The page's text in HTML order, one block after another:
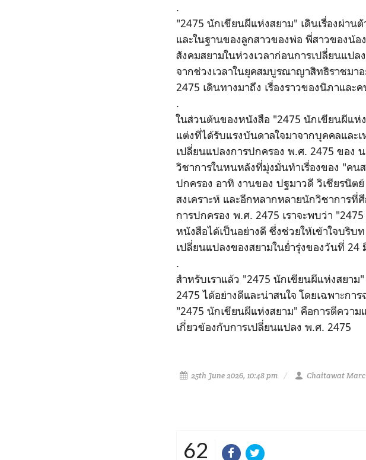
.
"2475 นักเขียนผีแห่งสยาม" เดินเรื่องผ่าน
และในฐานของลูกสาวของพ่อ พี่สาวของน้
สังคมสยามในห่วงเวลาก่อนการเปลี่ยนแป
จากช่วงเวลาในยุคสมบูรณาญาสิทธิราชมา
2475 เดินทางมาถึง เรื่องราวของนิภาแล
.
ในส่วนต้นของหนังสือ "2475 นักเขียนผีแห่ง
แต่งที่ได้รับแรงบันดาลใจมาจากบุคคลและ
เปลี่ยนแปลงการปกครอง พ.ศ. 2475 ของ
วิชาการในหนหลังที่มุ่งมั่นทำเรื่องของ "คน
ปกครอง อาทิ งานของ ปฐมาวดี วิเชียรนิ
สงเคราะห์ และอีกหลากหลายนักวิชาการ
การปกครอง พ.ศ. 2475 เราจะพบว่า
หนังสือได้เป็นอย่างดี ซึ่งช่วยให้เข้าใจบริ
เปลี่ยนแปลงของสยามในย่ำรุ่งของวันที่ 24
.
สำหรับเราแล้ว "2475 นักเขียนผีแห่งสยาม
2475 ได้อย่างดีและน่าสนใจ โดยเฉพาะกา
"2475 นักเขียนผีแห่งสยาม" คือการตีควา
เกี่ยวข้องกับการเปลี่ยนแปลง พ.ศ. 2475
25th June 2026, 10:48 pm Chaitawat Marc
62